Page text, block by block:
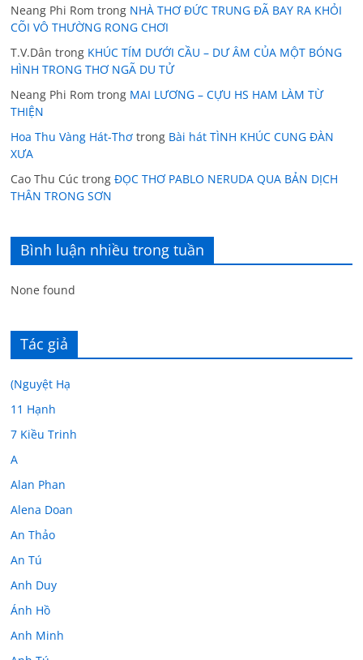
Neang Phi Rom trong NHÀ THƠ ĐỨC TRUNG ĐÃ BAY RA KHỎI
CÕI VÔ THƯỜNG RONG CHƠI
T.V.Dân trong KHÚC TÍM DƯỚI CẦU – DƯ ÂM CỦA MỘT BÓNG
HÌNH TRONG THƠ NGÃ DU TỬ
Neang Phi Rom trong MAI LƯƠNG – CỰU HS HAM LÀM TỪ
THIỆN
Hoa Thu Vàng Hát-Thơ trong Bài hát TÌNH KHÚC CUNG ĐÀN
XƯA
Cao Thu Cúc trongĐỌC THƠ PABLO NERUDA QUA BẢN DỊCH
THÂN TRONG SƠN
Bình luận nhiều trong tuần
None found
Tác giả
(Nguyệt Hạ
11 Hạnh
7 Kiều Trinh
A
Alan Phan
Alena Doan
An Thảo
An Tú
Anh Duy
Ánh Hồ
Anh Minh